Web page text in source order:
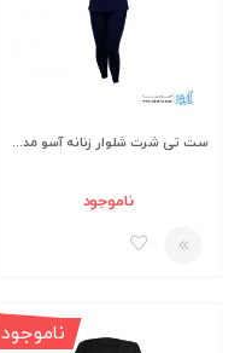
ست تی شرت شلوار زنانه آسو مدل S371-S
ناموجود
ناموجود